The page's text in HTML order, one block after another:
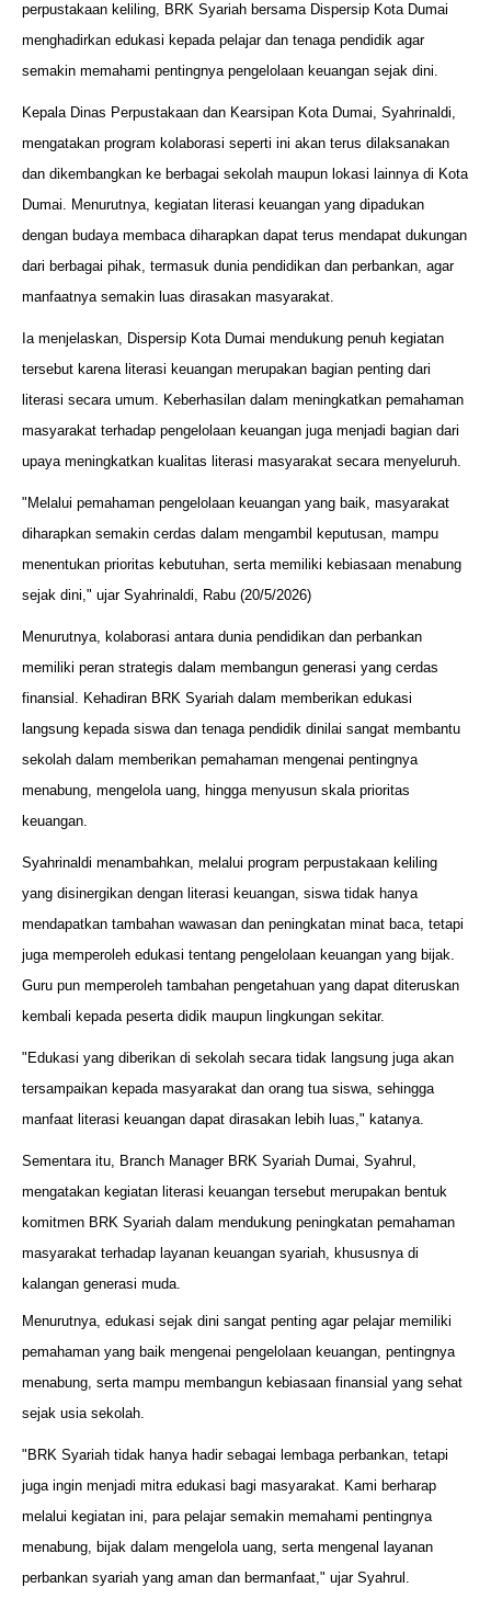
perpustakaan keliling, BRK Syariah bersama Dispersip Kota Dumai
menghadirkan edukasi kepada pelajar dan tenaga pendidik agar
semakin memahami pentingnya pengelolaan keuangan sejak dini.
Kepala Dinas Perpustakaan dan Kearsipan Kota Dumai, Syahrinaldi,
mengatakan program kolaborasi seperti ini akan terus dilaksanakan
dan dikembangkan ke berbagai sekolah maupun lokasi lainnya di Kota
Dumai. Menurutnya, kegiatan literasi keuangan yang dipadukan
dengan budaya membaca diharapkan dapat terus mendapat dukungan
dari berbagai pihak, termasuk dunia pendidikan dan perbankan, agar
manfaatnya semakin luas dirasakan masyarakat.
Ia menjelaskan, Dispersip Kota Dumai mendukung penuh kegiatan
tersebut karena literasi keuangan merupakan bagian penting dari
literasi secara umum. Keberhasilan dalam meningkatkan pemahaman
masyarakat terhadap pengelolaan keuangan juga menjadi bagian dari
upaya meningkatkan kualitas literasi masyarakat secara menyeluruh.
"Melalui pemahaman pengelolaan keuangan yang baik, masyarakat
diharapkan semakin cerdas dalam mengambil keputusan, mampu
menentukan prioritas kebutuhan, serta memiliki kebiasaan menabung
sejak dini," ujar Syahrinaldi, Rabu (20/5/2026)
Menurutnya, kolaborasi antara dunia pendidikan dan perbankan
memiliki peran strategis dalam membangun generasi yang cerdas
finansial. Kehadiran BRK Syariah dalam memberikan edukasi
langsung kepada siswa dan tenaga pendidik dinilai sangat membantu
sekolah dalam memberikan pemahaman mengenai pentingnya
menabung, mengelola uang, hingga menyusun skala prioritas
keuangan.
Syahrinaldi menambahkan, melalui program perpustakaan keliling
yang disinergikan dengan literasi keuangan, siswa tidak hanya
mendapatkan tambahan wawasan dan peningkatan minat baca, tetapi
juga memperoleh edukasi tentang pengelolaan keuangan yang bijak.
Guru pun memperoleh tambahan pengetahuan yang dapat diteruskan
kembali kepada peserta didik maupun lingkungan sekitar.
"Edukasi yang diberikan di sekolah secara tidak langsung juga akan
tersampaikan kepada masyarakat dan orang tua siswa, sehingga
manfaat literasi keuangan dapat dirasakan lebih luas," katanya.
Sementara itu, Branch Manager BRK Syariah Dumai, Syahrul,
mengatakan kegiatan literasi keuangan tersebut merupakan bentuk
komitmen BRK Syariah dalam mendukung peningkatan pemahaman
masyarakat terhadap layanan keuangan syariah, khususnya di
kalangan generasi muda.
Menurutnya, edukasi sejak dini sangat penting agar pelajar memiliki
pemahaman yang baik mengenai pengelolaan keuangan, pentingnya
menabung, serta mampu membangun kebiasaan finansial yang sehat
sejak usia sekolah.
"BRK Syariah tidak hanya hadir sebagai lembaga perbankan, tetapi
juga ingin menjadi mitra edukasi bagi masyarakat. Kami berharap
melalui kegiatan ini, para pelajar semakin memahami pentingnya
menabung, bijak dalam mengelola uang, serta mengenal layanan
perbankan syariah yang aman dan bermanfaat," ujar Syahrul.